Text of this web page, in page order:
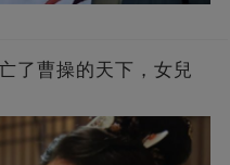
了曹操的天下，女兒